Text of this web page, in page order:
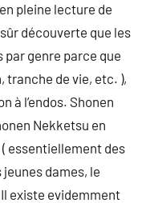
pleine lecture de
découverte que les
par genre parce que
tranche de vie, etc. ),
à l’endos. Shonen
Nekketsu en
essentiellement des
jeunes dames, le
existe evidemment